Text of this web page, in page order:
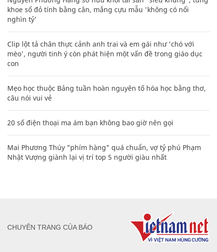
khoe sổ đỏ tính bằng cân, mắng cựu mẫu 'không có nổi
nghìn tỷ'
Clip lột tả chân thực cảnh anh trai và em gái như 'chó với
mèo', người tinh ý còn phát hiện một vấn đề trong giáo dục
con
Mẹo học thuộc Bảng tuần hoàn nguyên tố hóa học bằng thơ,
câu nói vui vẻ
20 số điện thoại ma ám bạn không bao giờ nên gọi
Mai Phương Thúy "phím hàng" quá chuẩn, vợ tỷ phú Phạm
Nhật Vượng giành lại vị trí top 5 người giàu nhất
CHUYÊN TRANG CỦA BÁO